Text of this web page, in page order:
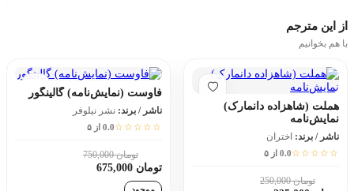
از این مترجم
با هم بخوانیم
هملت (شاهزاده دانمارک)
نمایش‌نامه
ناشر / برند: اختران
☆☆☆☆☆0.0 از ۵
تومان 250,000
فاوست (نمایش‌نامه) گالینگور
ناشر / برند: نشر نیلوفر
☆☆☆☆☆0.0 از ۵
تومان 750,000
تومان 675,000